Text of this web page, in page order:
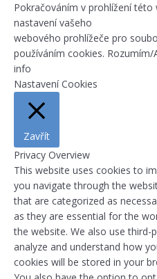
Pokračováním v prohlížení
nastavení vašeho
webového prohlížeče pro
používáním cookies. Rozumím/
info
Nastavení Cookies
Zavřít
Privacy Overview
This website uses cookies to
you navigate through the
that are categorized as
as they are essential for the
the website. We also use third-
analyze and understand how
cookies will be stored in your